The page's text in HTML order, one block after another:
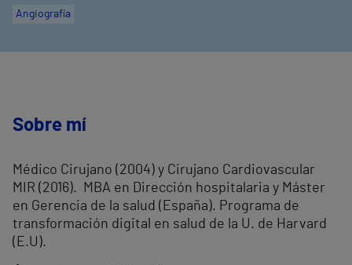
Angiografía
Sobre mí
Médico Cirujano (2004) y Cirujano Cardiovascular
MIR (2016).
MBA en Dirección hospitalaria y Máster
en Gerencia de la salud (España). Programa de
transformación digital en salud de la U. de Harvard
(E.U).